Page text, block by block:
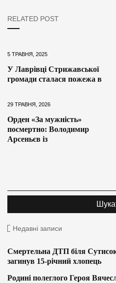
RELATED POST
5 ТРАВНЯ, 2025
У Лаврівці Стрижавської
громади сталася пожежа в
29 ТРАВНЯ, 2026
Орден «За мужність»
посмертно: Володимир
Арсеньєв із
Недавні записи
Смертельна ДТП біля
загинув 15-річний хлопець
Родині полеглого Героя